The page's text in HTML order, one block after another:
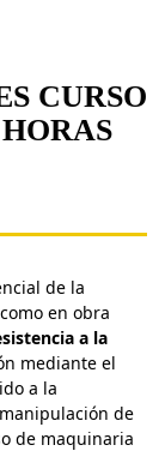
CURSO
de la
en obra
a la
mediante el
a la
de
de maquinaria